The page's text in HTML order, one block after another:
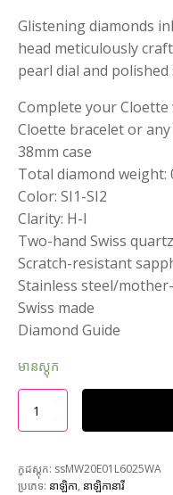
Glistening diamonds
head meticulously
pearl dial and polished
Complete your Cloette
Cloette bracelet or
38mm case
Total diamond weight:
Color: SI1-SI2
Clarity: H-I
Two-hand Swiss
Scratch-resistant
Stainless steel/
Swiss made
Diamond Guide
មានស្តុក
កូដស្តុក: ssMW20E01L6025WA
ប្រភេទ: នាឡិកា, នាឡិកានារី